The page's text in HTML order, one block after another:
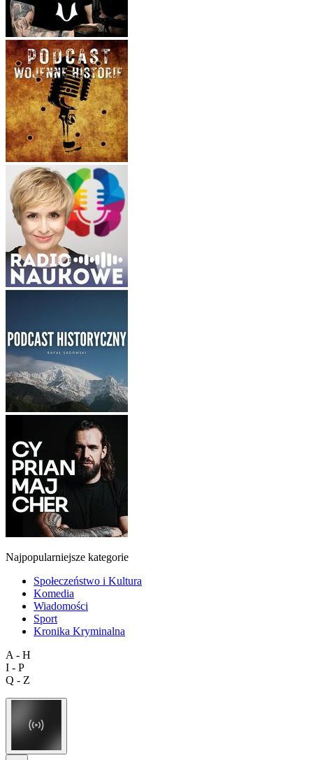
Najpopularniejsze kategorie
Społeczeństwo i Kultura
Komedia
Wiadomości
Sport
Kronika Kryminalna
A - H
I - P
Q - Z